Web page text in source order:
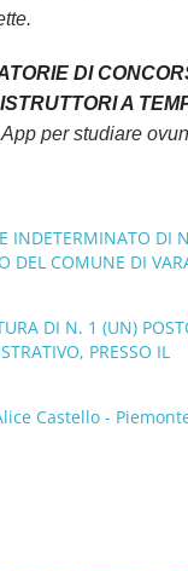
DI
A
per studiare
INDETERMINATO DI
DEL COMUNE DI
DI N. 1 (UN)
PRESSO IL
Castello -